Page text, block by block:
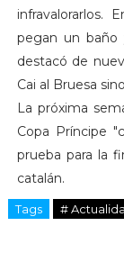
infravalorarlos.
pegan un baño
destacó de
Cai al Bruesa
La próxima
Copa Príncipe
prueba para la
catalán.
Tags #